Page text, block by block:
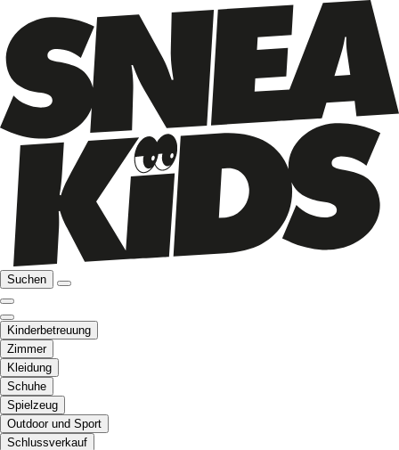
Suchen
Kinderbetreuung
Zimmer
Kleidung
Schuhe
Spielzeug
Outdoor und Sport
Schlussverkauf